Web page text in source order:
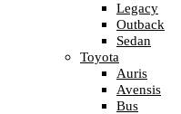
Legacy
Outback
Sedan
Toyota
Auris
Avensis
Bus